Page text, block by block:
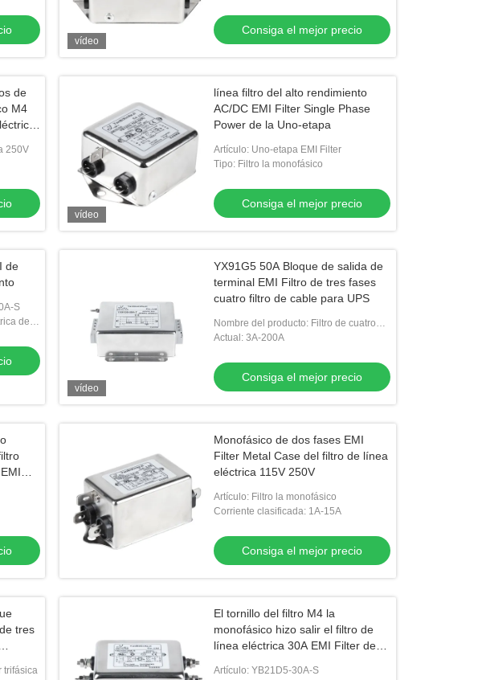
vídeo
Consiga el mejor precio
de
M4
250V
vídeo
línea filtro del alto rendimiento
AC/DC EMI Filter Single Phase
Power de la Uno-etapa
Artículo: Uno-etapa EMI Filter
Tipo: Filtro la monofásico
Consiga el mejor precio
de
S
de la
vídeo
YX91G5 50A Bloque de salida de
terminal EMI Filtro de tres fases
cuatro filtro de cable para UPS
Nombre del producto: Filtro de cuatro
cables trifásico
Actual: 3A-200A
Consiga el mejor precio
Monofásico de dos fases EMI
Filter Metal Case del filtro de línea
eléctrica 115V 250V
Artículo: Filtro la monofásico
Corriente clasificada: 1A-15A
Consiga el mejor precio
tres
trifásica
El tornillo del filtro M4 la
monofásico hizo salir el filtro de
línea eléctrica 30A EMI Filter de
Artículo: YB21D5-30A-S